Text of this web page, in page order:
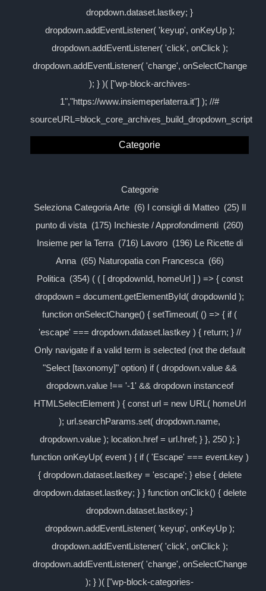
dropdown.dataset.lastkey; }
dropdown.addEventListener( 'keyup', onKeyUp );
dropdown.addEventListener( 'click', onClick );
dropdown.addEventListener( 'change', onSelectChange
); } )( ["wp-block-archives-
1","https://www.insiemeperlaterra.it"] ); //#
sourceURL=block_core_archives_build_dropdown_script
Categorie
Categorie
Seleziona Categoria Arte (6) I consigli di Matteo (25) Il
punto di vista (175) Inchieste / Approfondimenti (260)
Insieme per la Terra (716) Lavoro (196) Le Ricette di
Anna (65) Naturopatia con Francesca (66)
Politica (354) ( ( [ dropdownId, homeUrl ] ) => { const
dropdown = document.getElementById( dropdownId );
function onSelectChange() { setTimeout( () => { if (
'escape' === dropdown.dataset.lastkey ) { return; } //
Only navigate if a valid term is selected (not the default
"Select [taxonomy]" option) if ( dropdown.value &&
dropdown.value !== '-1' && dropdown instanceof
HTMLSelectElement ) { const url = new URL( homeUrl
); url.searchParams.set( dropdown.name,
dropdown.value ); location.href = url.href; } }, 250 ); }
function onKeyUp( event ) { if ( 'Escape' === event.key )
{ dropdown.dataset.lastkey = 'escape'; } else { delete
dropdown.dataset.lastkey; } } function onClick() { delete
dropdown.dataset.lastkey; }
dropdown.addEventListener( 'keyup', onKeyUp );
dropdown.addEventListener( 'click', onClick );
dropdown.addEventListener( 'change', onSelectChange
); } )( ["wp-block-categories-